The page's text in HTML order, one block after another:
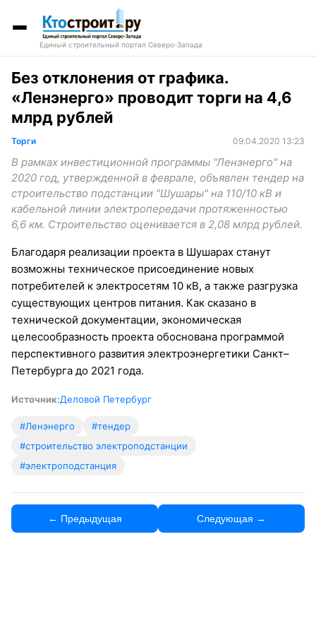
Единый строительный портал Северо-Запада
Без отклонения от графика.
«Ленэнерго» проводит торги на 4,6
млрд рублей
Торги 09.04.2020 13:23
В рамках инвестиционной программы "Ленэнерго" на
2020 год, утвержденной в феврале, объявлен тендер на
строительство подстанции "Шушары" на 110/10 кВ и
кабельной линии электропередачи протяженностью
6,6 км. Строительство оценивается в 2,08 млрд рублей.
Благодаря реализации проекта в Шушарах станут
возможны техническое присоединение новых
потребителей к электросетям 10 кВ, а также разгрузка
существующих центров питания. Как сказано в
технической документации, экономическая
целесообразность проекта обоснована программой
перспективного развития электроэнергетики Санкт–
Петербурга до 2021 года.
Источник:Деловой Петербург
#Ленэнерго
#тендер
#строительство электроподстанции
#электроподстанция
← Предыдущая Следующая →